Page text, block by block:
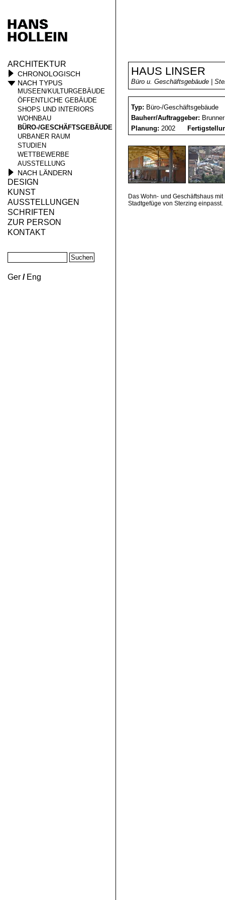
ARCHITEKTUR
CHRONOLOGISCH
NACH TYPUS
MUSEEN/KULTURGEBÄUDE
ÖFFENTLICHE GEBÄUDE
SHOPS UND INTERIORS
WOHNBAU
BÜRO-/GESCHÄFTSGEBÄUDE
URBANER RAUM
STUDIEN
WETTBEWERBE
AUSSTELLUNG
NACH LÄNDERN
DESIGN
KUNST
AUSSTELLUNGEN
SCHRIFTEN
ZUR PERSON
KONTAKT
Ger / Eng
HAUS LINSER
Büro u. Geschäftsgebäude |
Typ: Büro-/Geschäftsgebäude
Bauherr/Auftraggeber:
Planung: 2002
Das Wohn- und Geschäftshaus
Stadtgefüge von Sterzing einpasst.